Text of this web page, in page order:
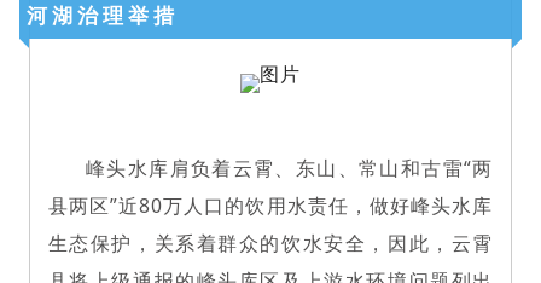
河湖治理举措
峰头水库肩负着云霄、东山、常山和古雷“两
县两区”近80万人口的饮用水责任，做好峰头水库
生态保护，关系着群众的饮水安全，因此，云霄